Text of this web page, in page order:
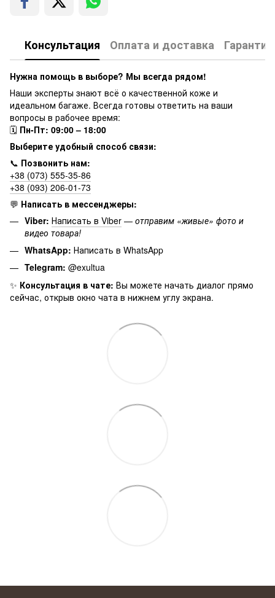
Консультация Оплата и доставка Гарантия
Нужна помощь в выборе? Мы всегда рядом!
Наши эксперты знают всё о качественной коже и
идеальном багаже. Всегда готовы ответить на ваши
вопросы в рабочее время:
🗓 Пн-Пт: 09:00 – 18:00
Выберите удобный способ связи:
📞 Позвонить нам:
+38 (073) 555-35-86
+38 (093) 206-01-73
💬 Написать в мессенджеры:
Viber: Написать в Viber — отправим «живые» фото и
видео товара!
WhatsApp: Написать в WhatsApp
Telegram: @exultua
✨ Консультация в чате: Вы можете начать диалог прямо
сейчас, открыв окно чата в нижнем углу экрана.